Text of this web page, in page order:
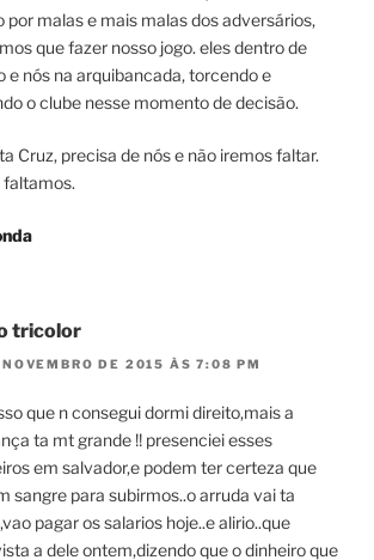
por malas e mais malas dos adversários,
que fazer nosso jogo. eles dentro de
e nós na arquibancada, torcendo e
o clube nesse momento de decisão.
Cruz, precisa de nós e não iremos faltar.
faltamos.
tricolor
DE 2015 ÀS 7:08 PM
que n consegui dormi direito,mais a
ta mt grande !! presenciei esses
em salvador,e podem ter certeza que
sangre para subirmos..o arruda vai ta
pagar os salarios hoje..e alirio..que
a dele ontem,dizendo que o dinheiro que